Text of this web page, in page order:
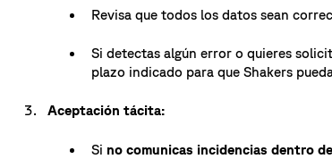
Revisa que todos los datos sean
Si detectas algún error o quieres
plazo indicado para que Shakers
Aceptación tácita:
Si no comunicas incidencias dentro